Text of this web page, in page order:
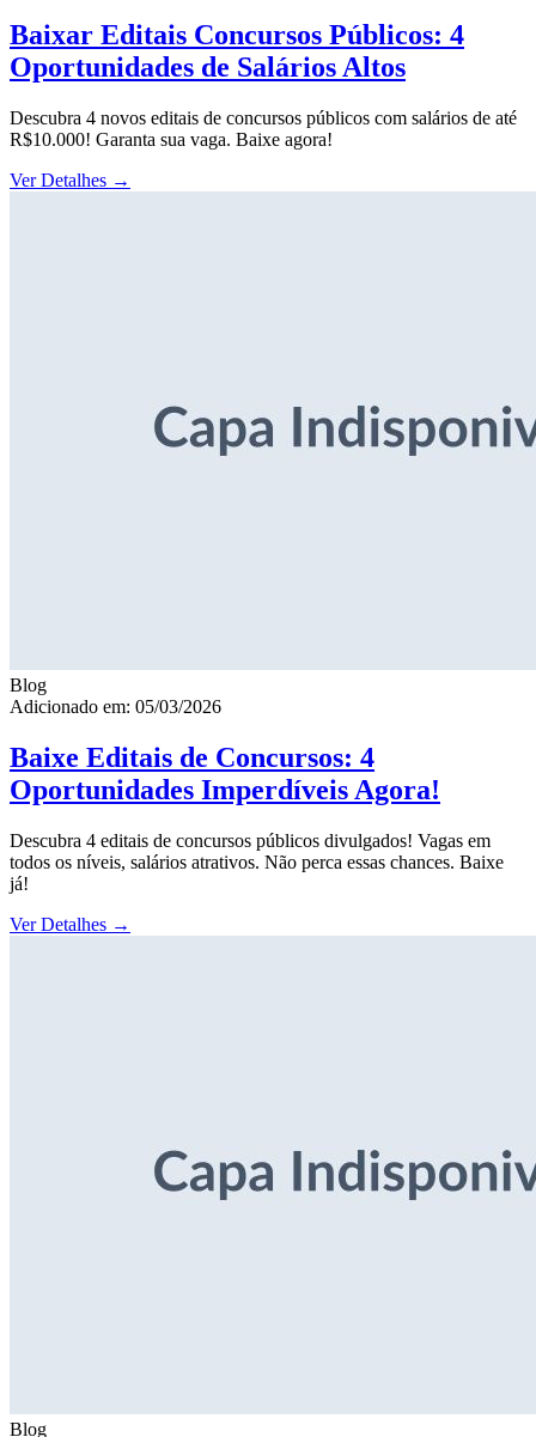
Baixar Editais Concursos Públicos: 4
Oportunidades de Salários Altos
Descubra 4 novos editais de concursos públicos com salários de até
R$10.000! Garanta sua vaga. Baixe agora!
Ver Detalhes →
Blog
Adicionado em: 05/03/2026
Baixe Editais de Concursos: 4
Oportunidades Imperdíveis Agora!
Descubra 4 editais de concursos públicos divulgados! Vagas em
todos os níveis, salários atrativos. Não perca essas chances. Baixe
já!
Ver Detalhes →
Blog